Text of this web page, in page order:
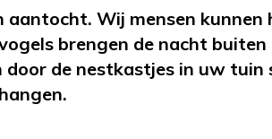
aantocht. Wij mensen kunnen
brengen de nacht
door de nestkastjes in uw